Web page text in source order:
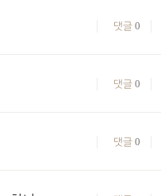
댓글 0
댓글 0
댓글 0